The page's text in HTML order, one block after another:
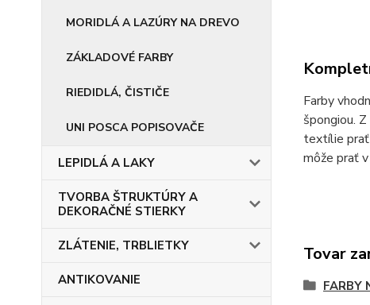
MORIDLÁ A LAZÚRY NA DREVO
ZÁKLADOVÉ FARBY
RIEDIDLÁ, ČISTIČE
UNI POSCA POPISOVAČE
LEPIDLÁ A LAKY
TVORBA ŠTRUKTÚRY A
DEKORAČNÉ STIERKY
ZLÁTENIE, TRBLIETKY
ANTIKOVANIE
Farby
špongiou.
textílie prať
môže prať
Tovar
FARBY